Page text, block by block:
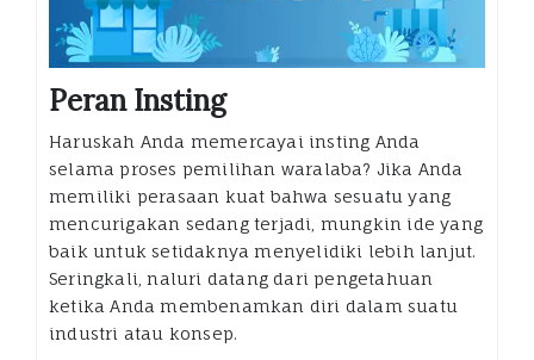
Peran Insting
Haruskah Anda memercayai insting Anda
selama proses pemilihan waralaba? Jika Anda
memiliki perasaan kuat bahwa sesuatu yang
mencurigakan sedang terjadi, mungkin ide yang
baik untuk setidaknya menyelidiki lebih lanjut.
Seringkali, naluri datang dari pengetahuan
ketika Anda membenamkan diri dalam suatu
industri atau konsep.